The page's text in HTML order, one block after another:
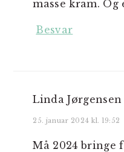
masse kram.
Besvar
Linda Jørgensen
25. januar 2024 kl. 19:52
Må 2024 bringe